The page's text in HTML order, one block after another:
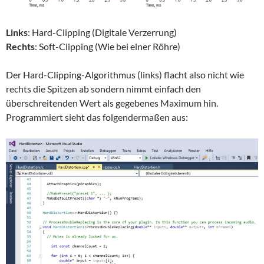
Links: Hard-Clipping (Digitale Verzerrung)
Rechts: Soft-Clipping (Wie bei einer Röhre)
Der Hard-Clipping-Algorithmus (links) flacht also nicht wie
rechts die Spitzen ab sondern nimmt einfach den
überschreitenden Wert als gegebenes Maximum hin.
Programmiert sieht das folgendermaßen aus: